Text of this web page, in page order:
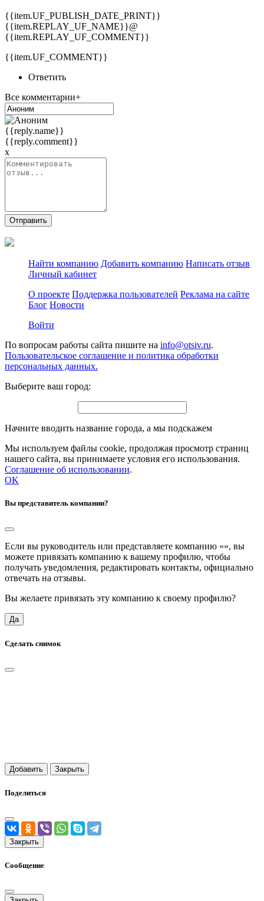
{{item.UF_PUBLISH_DATE_PRINT}}
{{item.REPLAY_UF_NAME}}@
{{item.REPLAY_UF_COMMENT}}
{{item.UF_COMMENT}}
Ответить
Все комментарии+
{{reply.name}}
{{reply.comment}}
x
Отправить
Найти компанию Добавить компанию Написать отзыв
Личный кабинет
О проекте Поддержка пользователей Реклама на сайте
Блог Новости
Войти
По вопросам работы сайта пишите на info@otsiv.ru.
Пользовательское соглашение и политика обработки
персональных данных.
Выберите ваш город:
Начните вводить название города, а мы подскажем
Мы используем файлы cookie, продолжая просмотр страниц
нашего сайта, вы принимаете условия его использования.
Соглашение об использовании.
OK
Вы представитель компании?
Если вы руководитель или представляете компанию «», вы
можете привязать компанию к вашему профилю, чтобы
получать уведомления, редактировать контакты, официально
отвечать на отзывы.
Вы желаете привязать эту компанию к своему профилю?
Да
Сделать снимок
Добавить Закрыть
Поделиться
Закрыть
Сообщение